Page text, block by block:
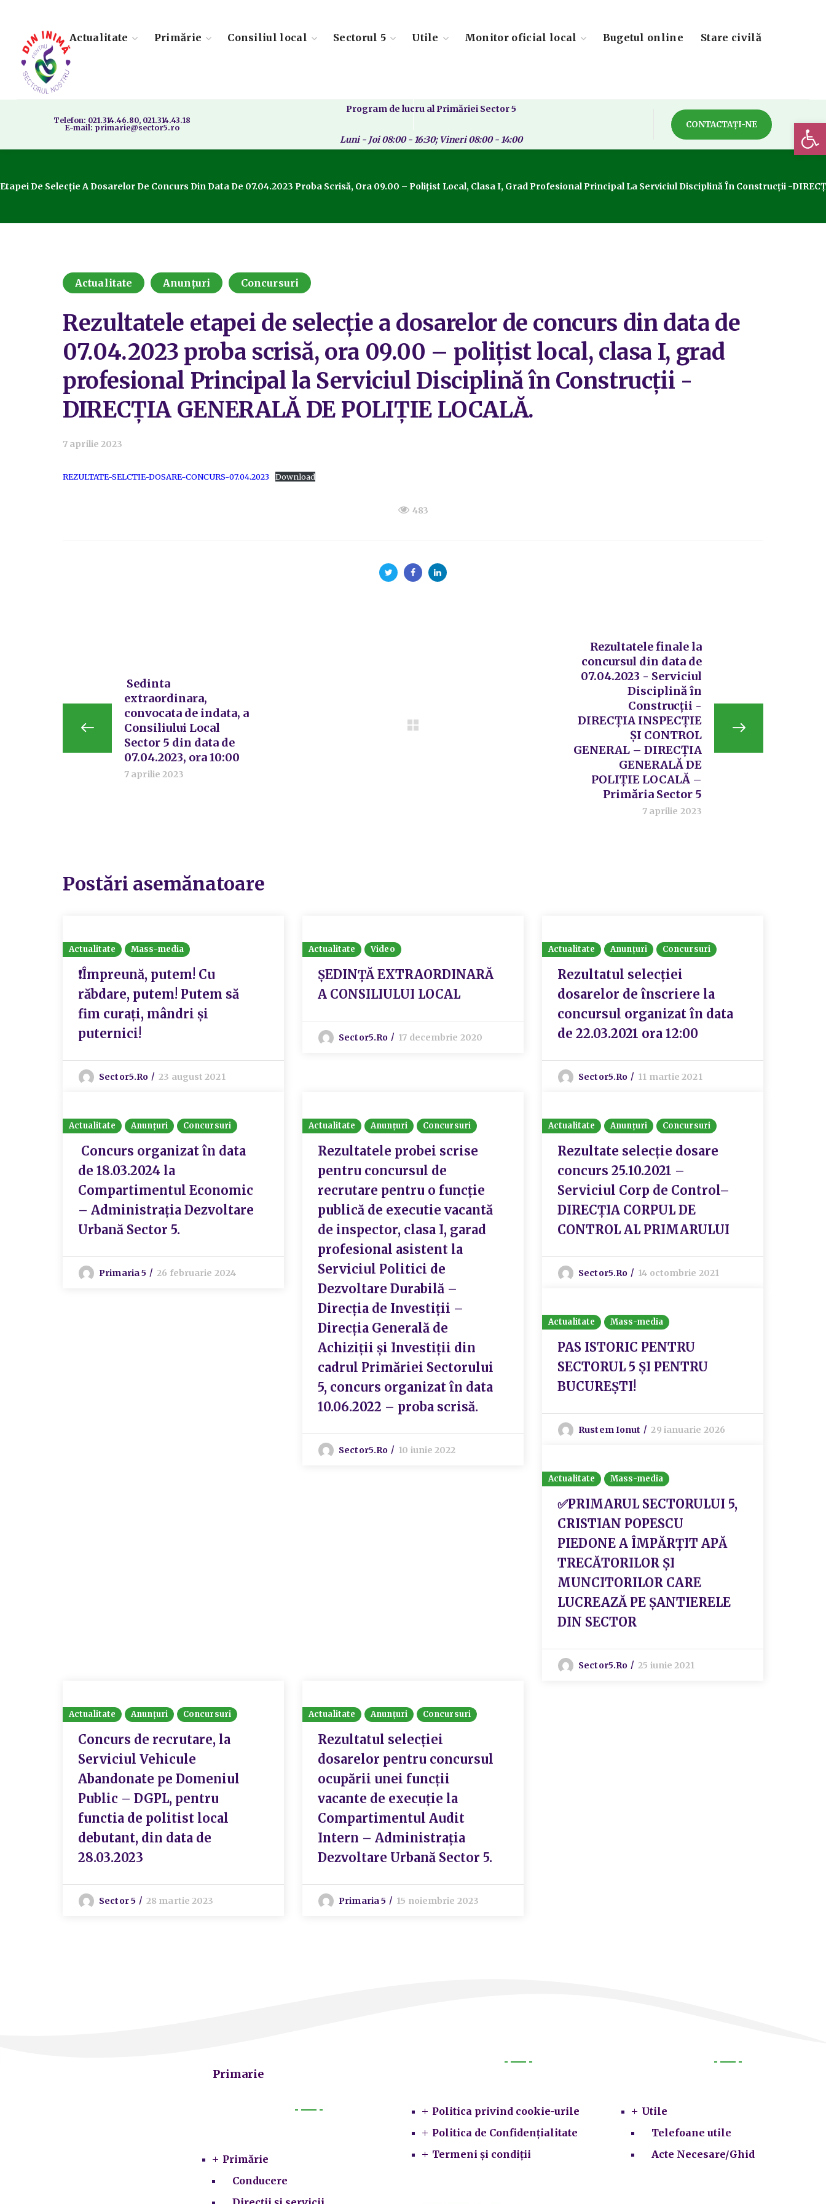
Actualitate Primărie Consiliul local Sectorul 5 Utile Monitor oficial local Bugetul online Stare civilă
Telefon: 021.314.46.80, 021.314.43.18
E-mail: primarie@sector5.ro
Program de lucru al Primăriei Sector 5
Luni - Joi 08:00 - 16:30; Vineri 08:00 - 14:00
CONTACTAȚI-NE
De Selecție A Dosarelor De Concurs Din Data De 07.04.2023 Proba Scrisă, Ora 09.00 – Polițist Local, Clasa I, Grad Profesional Principal La Serviciul Disciplină În Construcții -
Actualitate Anunțuri Concursuri
Rezultatele etapei de selecție a dosarelor de concurs din data de
07.04.2023 proba scrisă, ora 09.00 – polițist local, clasa I, grad
profesional Principal la Serviciul Disciplină în Construcții -
DIRECȚIA GENERALĂ DE POLIȚIE LOCALĂ.
7 aprilie 2023
REZULTATE-SELCTIE-DOSARE-CONCURS-07.04.2023 Download
483
Sedinta
extraordinara,
convocata de indata, a
Consiliului Local
Sector 5 din data de
07.04.2023, ora 10:00
7 aprilie 2023
Rezultatele finale la
concursul din data de
07.04.2023 - Serviciul
Disciplină în
Construcții -
DIRECȚIA INSPECȚIE
ȘI CONTROL
GENERAL – DIRECȚIA
GENERALĂ DE
POLIȚIE LOCALĂ –
Primăria Sector 5
7 aprilie 2023
Postări asemănatoare
Actualitate Mass-media
❗Împreună, putem! Cu
răbdare, putem! Putem să
fim curați, mândri și
puternici!
Sector5.ro 23 august 2021
Actualitate Video
ȘEDINȚĂ EXTRAORDINARĂ
A CONSILIULUI LOCAL
Sector5.ro 17 decembrie 2020
Actualitate Anunțuri Concursuri
Rezultatul selecției
dosarelor de înscriere la
concursul organizat în data
de 22.03.2021 ora 12:00
Sector5.ro 11 martie 2021
Actualitate Anunțuri Concursuri
Concurs organizat în data
de 18.03.2024 la
Compartimentul Economic
– Administrația Dezvoltare
Urbană Sector 5.
Primaria 5 26 februarie 2024
Actualitate Anunțuri Concursuri
Rezultatele probei scrise
pentru concursul de
recrutare pentru o funcție
publică de executie vacantă
de inspector, clasa I, garad
profesional asistent la
Serviciul Politici de
Dezvoltare Durabilă –
Direcția de Investiții –
Direcția Generală de
Achiziții și Investiții din
cadrul Primăriei Sectorului
5, concurs organizat în data
10.06.2022 – proba scrisă.
Sector5.ro 10 iunie 2022
Actualitate Anunțuri Concursuri
Rezultate selecție dosare
concurs 25.10.2021 –
Serviciul Corp de Control–
DIRECȚIA CORPUL DE
CONTROL AL PRIMARULUI
Sector5.ro 14 octombrie 2021
Actualitate Mass-media
PAS ISTORIC PENTRU
SECTORUL 5 ȘI PENTRU
BUCUREȘTI!
Rustem Ionut 29 ianuarie 2026
Actualitate Mass-media
✅PRIMARUL SECTORULUI 5,
CRISTIAN POPESCU
PIEDONE A ÎMPĂRȚIT APĂ
TRECĂTORILOR ȘI
MUNCITORILOR CARE
LUCREAZĂ PE ȘANTIERELE
DIN SECTOR
Sector5.ro 25 iunie 2021
Actualitate Anunțuri Concursuri
Concurs de recrutare, la
Serviciul Vehicule
Abandonate pe Domeniul
Public – DGPL, pentru
functia de politist local
debutant, din data de
28.03.2023
Sector 5 28 martie 2023
Actualitate Anunțuri Concursuri
Rezultatul selecției
dosarelor pentru concursul
ocupării unei funcții
vacante de execuție la
Compartimentul Audit
Intern – Administrația
Dezvoltare Urbană Sector 5.
Primaria 5 15 noiembrie 2023
Primarie
Primărie
Conducere
Politica privind cookie-urile
Politica de Confidențialitate
Termeni și condiții
Utile
Telefoane utile
Acte Necesare/Ghid